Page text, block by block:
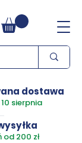
dostawa
sierpnia
200 zł